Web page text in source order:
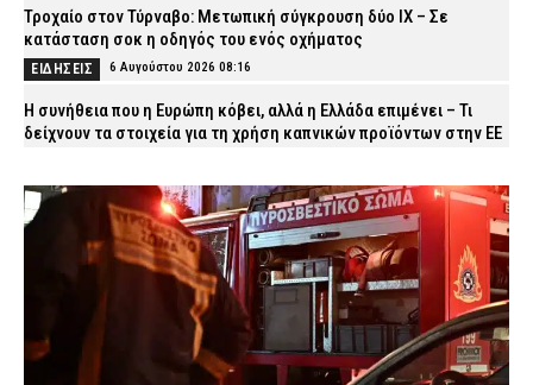
Τροχαίο στον Τύρναβο: Μετωπική σύγκρουση δύο ΙΧ – Σε
κατάσταση σοκ η οδηγός του ενός οχήματος
ΕΙΔΗΣΕΙΣ 6 Αυγούστου 2026 08:16
Η συνήθεια που η Ευρώπη κόβει, αλλά η Ελλάδα επιμένει – Τι
δείχνουν τα στοιχεία για τη χρήση καπνικών προϊόντων στην ΕΕ
ΔΥΠΑ: Άνοιξαν οι αιτήσεις για 8.000 νέες επιδοτούμενες θέσεις
εργασίας για ανέργους άνω των 55 ετών
6 Αυγούστου 2026 07:50
Κυψέλη: Απολογείται ο 26χρονος για τη δολοφονία της
38χρονης Βρετανίδας – Επιμένει ότι είναι αθώος
ΔΙΚΑΙΟΣΥΝΗ 6 Αυγούστου 2026 07:40